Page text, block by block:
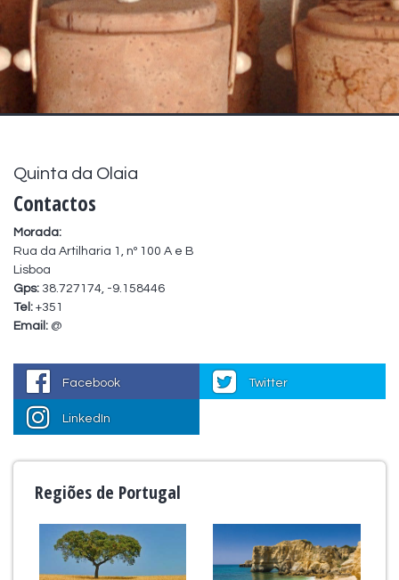
Quinta da Olaia
Contactos
Morada:
Rua da Artilharia 1, nº 100 A e B
Lisboa
Gps: 38.727174, -9.158446
Tel: +351
Email: @
Facebook Twitter
LinkedIn
Regiões de Portugal